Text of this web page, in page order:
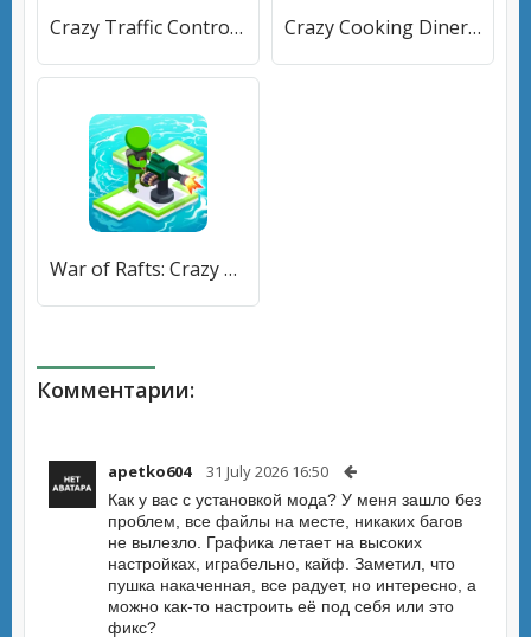
Crazy Traffic Control (Крейзи Трафик Контрол) [МОД Бесконечные монеты] APK Android Crazy Cooking Diner: Chef Game (Крейзи кукинг дайнер) [МОД Бесконечные монеты] APK Android
War of Rafts: Crazy Sea Battle (Война плотов) [МОД Меню] APK Android
Комментарии:
apetko604 31 July 2026 16:50
Как у вас с установкой мода? У меня зашло без
проблем, все файлы на месте, никаких багов
не вылезло. Графика летает на высоких
настройках, играбельно, кайф. Заметил, что
пушка накаченная, все радует, но интересно, а
можно как-то настроить её под себя или это
фикс?